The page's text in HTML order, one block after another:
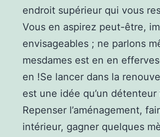
endroit supérieur qui vous
Vous en aspirez peut-être,
envisageables ; ne parlons
mesdames est en en
en !Se lancer dans la
est une idée qu’un
Repenser l’aménagement,
intérieur, gagner quelques